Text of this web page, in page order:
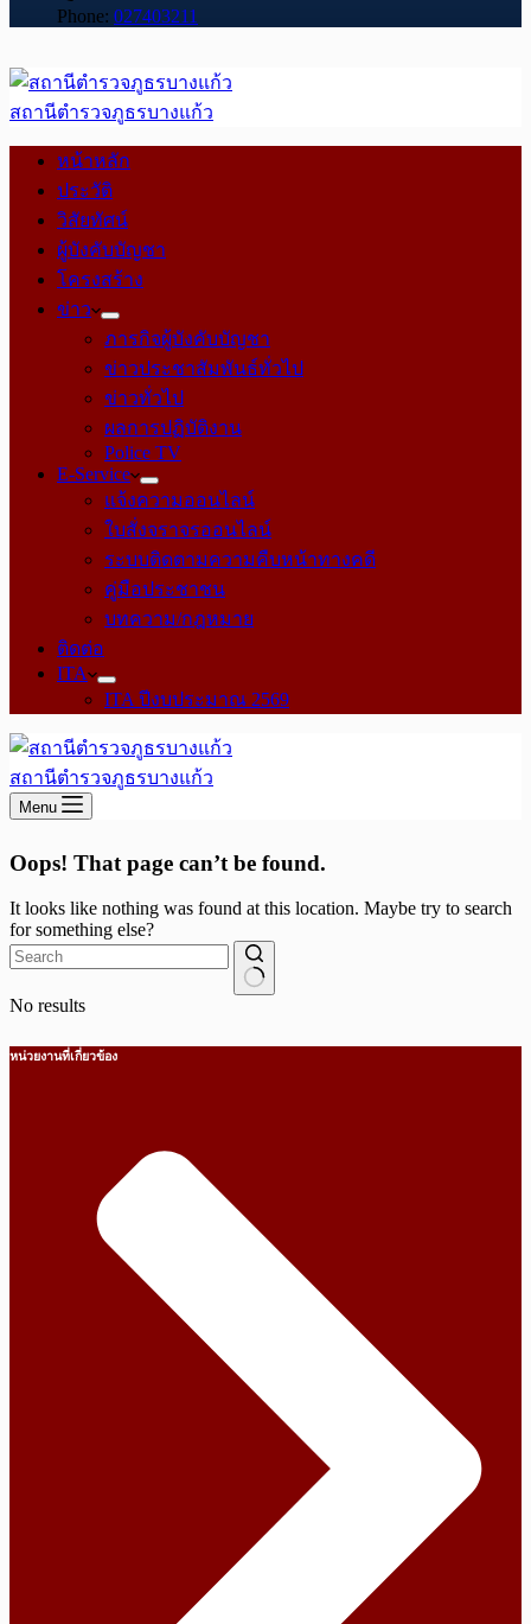
Phone: 027403211
สถานีตำรวจภูธรบางแก้ว
หน้าหลัก
ประวัติ
วิสัยทัศน์
ผู้บังคับบัญชา
โครงสร้าง
ข่าว
ภารกิจผู้บังคับบัญชา
ข่าวประชาสัมพันธ์ทั่วไป
ข่าวทั่วไป
ผลการปฏิบัติงาน
Police TV
E-Service
แจ้งความออนไลน์
ใบสั่งจราจรออนไลน์
ระบบติดตามความคืบหน้าทางคดี
คู่มือประชาชน
บทความ/กฎหมาย
ติดต่อ
ITA
ITA ปีงบประมาณ 2569
สถานีตำรวจภูธรบางแก้ว
Menu
Oops! That page can’t be found.
It looks like nothing was found at this location. Maybe try to search
for something else?
No results
หน่วยงานที่เกี่ยวข้อง